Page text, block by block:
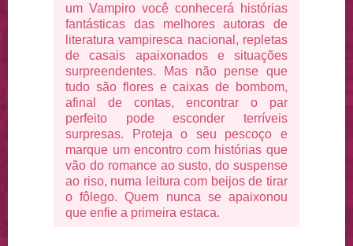
um Vampiro você conhecerá histórias
fantásticas das melhores autoras de
literatura vampiresca nacional, repletas
de casais apaixonados e situações
surpreendentes. Mas não pense que
tudo são flores e caixas de bombom,
afinal de contas, encontrar o par
perfeito pode esconder terríveis
surpresas. Proteja o seu pescoço e
marque um encontro com histórias que
vão do romance ao susto, do suspense
ao riso, numa leitura com beijos de tirar
o fôlego. Quem nunca se apaixonou
que enfie a primeira estaca.